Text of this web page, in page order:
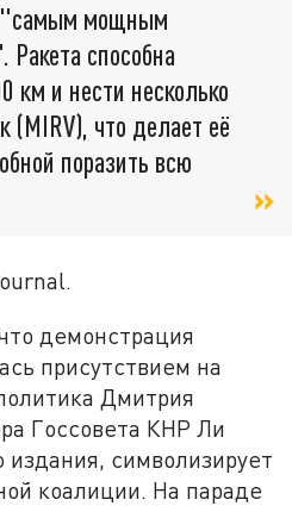
"самым мощным
способна
км и нести несколько
(MIRV), что делает её
поразить всю
демонстрация
присутствием на
Дмитрия
Госсовета КНР Ли
символизирует
коалиции. На параде